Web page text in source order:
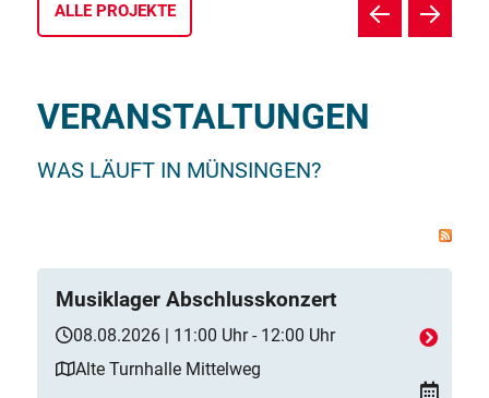
ALLE PROJEKTE
VERANSTALTUNGEN
WAS LÄUFT IN MÜNSINGEN?
Musiklager Abschlusskonzert
08.08.2026 | 11:00 Uhr - 12:00 Uhr
Alte Turnhalle Mittelweg